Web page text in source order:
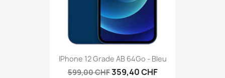
IPhone 12 Grade AB 64Go - Bleu
599,00 CHF359,40 CHF